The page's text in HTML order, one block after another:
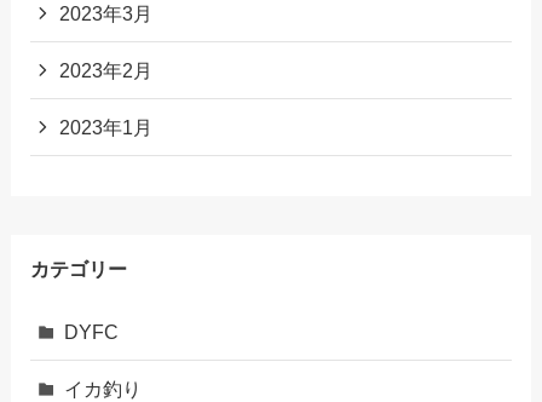
2023年3月
2023年2月
2023年1月
カテゴリー
DYFC
イカ釣り